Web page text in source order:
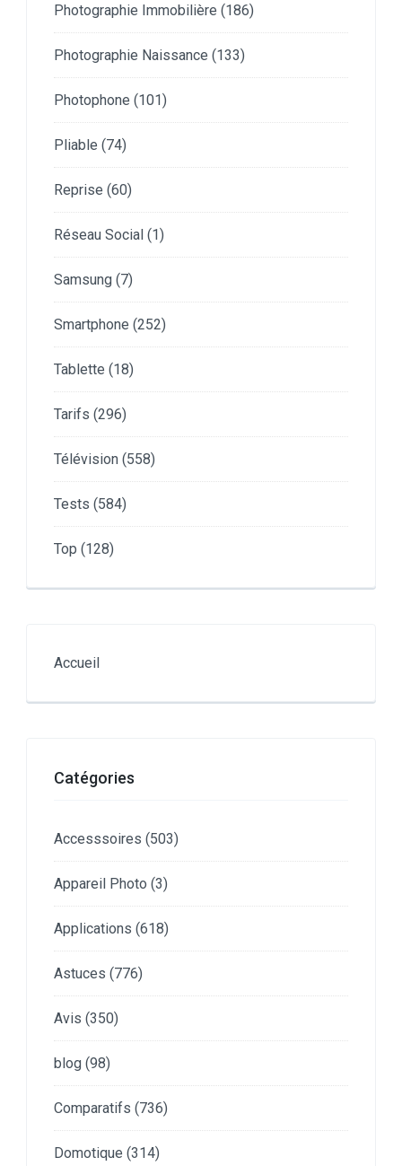
Photographie Immobilière (186)
Photographie Naissance (133)
Photophone (101)
Pliable (74)
Reprise (60)
Réseau Social (1)
Samsung (7)
Smartphone (252)
Tablette (18)
Tarifs (296)
Télévision (558)
Tests (584)
Top (128)
Accueil
Catégories
Accesssoires (503)
Appareil Photo (3)
Applications (618)
Astuces (776)
Avis (350)
blog (98)
Comparatifs (736)
Domotique (314)